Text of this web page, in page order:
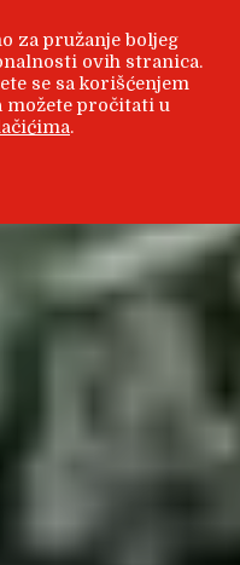
za pružanje boljeg
ovih stranica.
se sa korišćenjem
možete pročitati u
.